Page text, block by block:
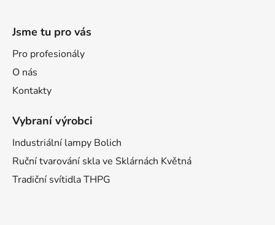
Jsme tu pro vás
Pro profesionály
O nás
Kontakty
Vybraní výrobci
Industriální lampy Bolich
Ruční tvarování skla ve Sklárnách Květná
Tradiční svítidla THPG